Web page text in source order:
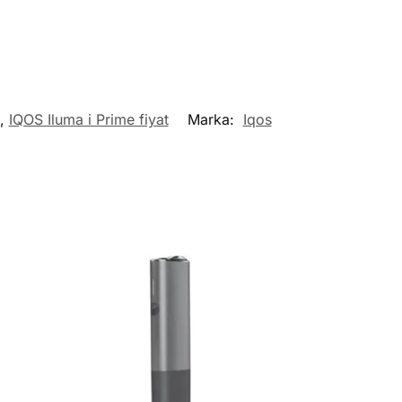
, IQOS Iluma i Prime fiyat Marka: Iqos